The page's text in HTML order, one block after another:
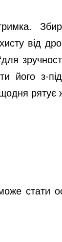
від
його з-
рятує
стати